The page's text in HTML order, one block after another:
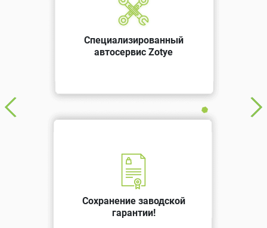
Специализированный
автосервис Zotye
Сохранение заводской
гарантии!